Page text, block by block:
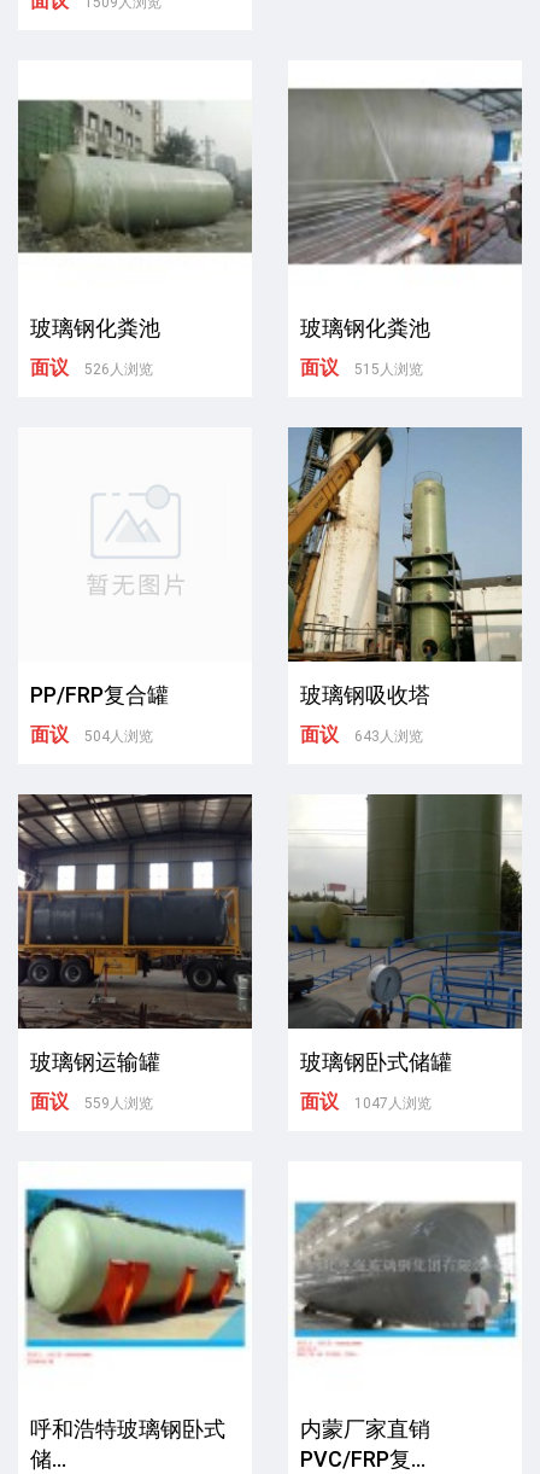
玻璃钢化粪池
面议 526人浏览
玻璃钢化粪池
面议 515人浏览
PP/FRP复合罐
面议 504人浏览
玻璃钢吸收塔
面议 643人浏览
玻璃钢运输罐
面议 559人浏览
玻璃钢卧式储罐
面议 1047人浏览
呼和浩特玻璃钢卧式
储...
内蒙厂家直销
PVC/FRP复...